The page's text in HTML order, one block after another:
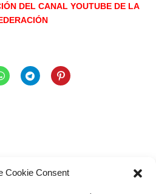
Cookie Consent
DEL CANAL YOUTUBE DE LA